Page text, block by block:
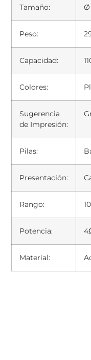
Tamaño: Ø
Peso:
Capacidad:
Colores:
Sugerencia
de Impresión:
Pilas:
Presentación:
Rango:
Potencia:
Material: